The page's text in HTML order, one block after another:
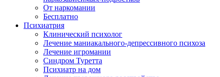
От наркомании
Бесплатно
Психиатрия
Клинический психолог
Лечение маниакального-депрессивного психоза
Лечение игромании
Синдром Туретта
Психиатр на дом